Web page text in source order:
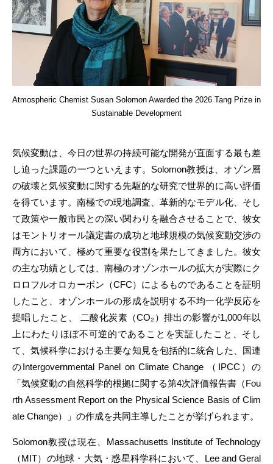
Atmospheric Chemist Susan Solomon Awarded the 2026 Tang Prize in
Sustainable Development
気候変動は、今日の世界の持続可能な開発が直面する最も差
し迫った課題の一つといえます。Solomon教授は、オゾン層
の破壊と気候変動に関する先駆的な研究で世界的に高い評価
を得ています。南極での現地調査、革新的なモデル化、そし
て政策や一般市民との深い関わりを融合させることで、彼女
はモントリオール議定書の成功と地球規模の気候変動交渉の
両方において、極めて重要な役割を果たしてきました。彼女
の主な功績としては、南極のオゾンホールの拡大が実際にク
ロロフルオロカーボン（CFC）によるものであることを証明
したこと、オゾンホールの形成を説明する不均一化学反応を
提唱したこと、 二酸化炭素（CO₂）排出の影響が1,000年以
上にわたりほぼ不可逆的であることを実証したこと、そし
て、気候科学における主要な知見を包括的に統合した、国連
のIntergovernmental Panel on Climate Change （IPCC）の
「気候変動の自然科学的根拠に関する第4次評価報告書（Fou
rth Assessment Report on the Physical Science Basis of Clim
ate Change）」の作成を共同主導したことが挙げられます。
Solomon教授は現在、Massachusetts Institute of Technology
（MIT）の地球・大気・惑星科学科において、Lee and Geral